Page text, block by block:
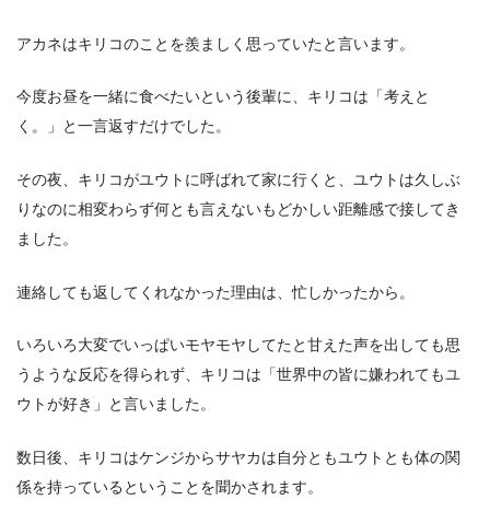
アカネはキリコのことを羨ましく思っていたと言います。
今度お昼を一緒に食べたいという後輩に、キリコは「考えと
く。」と一言返すだけでした。
その夜、キリコがユウトに呼ばれて家に行くと、ユウトは久しぶ
りなのに相変わらず何とも言えないもどかしい距離感で接してき
ました。
連絡しても返してくれなかった理由は、忙しかったから。
いろいろ大変でいっぱいモヤモヤしてたと甘えた声を出しても思
うような反応を得られず、キリコは「世界中の皆に嫌われてもユ
ウトが好き」と言いました。
数日後、キリコはケンジからサヤカは自分ともユウトとも体の関
係を持っているということを聞かされます。